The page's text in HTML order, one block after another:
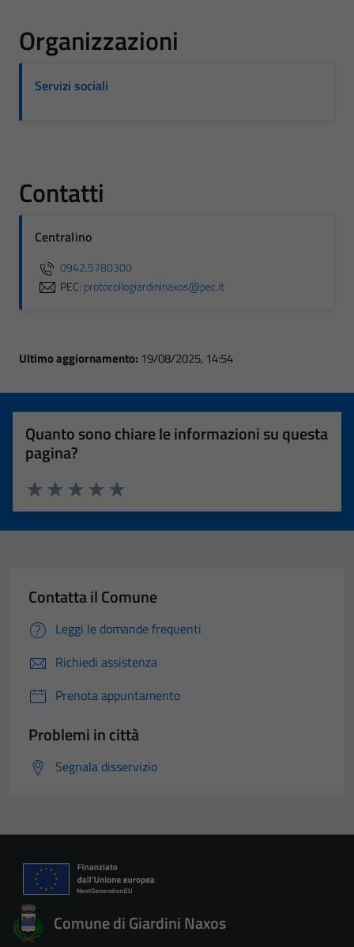
Organizzazioni
Servizi sociali
Contatti
Centralino
0942.5780300
PEC: protocollogiardininaxos@pec.it
Ultimo aggiornamento: 19/08/2025, 14:54
Quanto sono chiare le informazioni su questa
pagina?
Valuta 5 stelle su 5
Valuta 4 stelle su 5
Valuta 3 stelle su 5
Valuta 2 stelle su 5
Valuta 1 stelle su 5
Contatta il Comune
Leggi le domande frequenti
Richiedi assistenza
Prenota appuntamento
Problemi in città
Segnala disservizio
Comune di Giardini Naxos